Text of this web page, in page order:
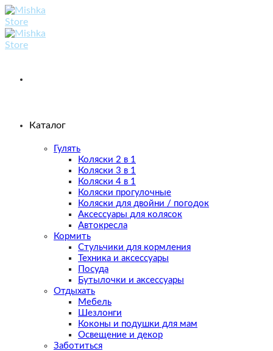
Skip
to
content
Каталог
Гулять
Коляски 2 в 1
Коляски 3 в 1
Коляски 4 в 1
Коляски прогулочные
Коляски для двойни / погодок
Аксессуары для колясок
Автокресла
Кормить
Стульчики для кормления
Техника и аксессуары
Посуда
Бутылочки и аксессуары
Отдыхать
Мебель
Шезлонги
Коконы и подушки для мам
Освещение и декор
Заботиться